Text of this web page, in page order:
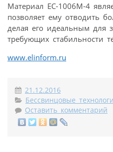
Материал EC-1006M-4
позволяет ему отводить
делая его идеальным для
требующих стабильности
www.elinform.ru
21.12.2016
Бессвинцовые
Оставить комментарий